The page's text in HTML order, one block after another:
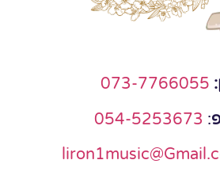
073-7766055
:
054-5253673